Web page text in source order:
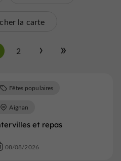
la carte
2
et repas
Fêtes populaires
Aignan
08/08/2026